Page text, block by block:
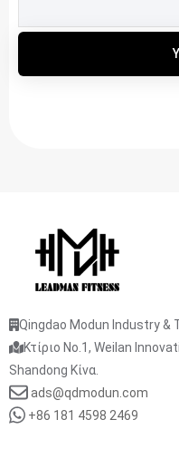
Qingdao Modun Industry &
Κτίριο No.1, Weilan
Shandong Κίνα.
ads@qdmodun.com
+86 181 4598 2469